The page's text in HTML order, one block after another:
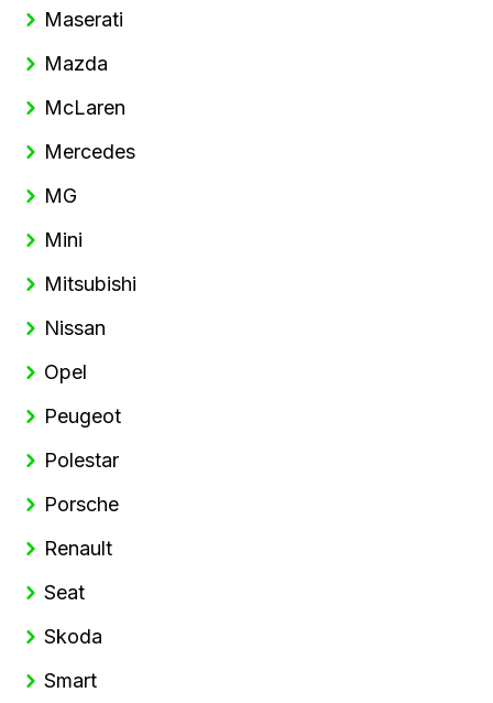
Maserati
Mazda
McLaren
Mercedes
MG
Mini
Mitsubishi
Nissan
Opel
Peugeot
Polestar
Porsche
Renault
Seat
Skoda
Smart